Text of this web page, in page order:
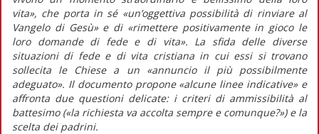
vita», che porta in sé «un’oggettiva possibilità di rinviare al
Vangelo di Gesù» e di «rimettere positivamente in gioco le
loro domande di fede e di vita». La sfida delle diverse
situazioni di fede e di vita cristiana in cui essi si trovano
sollecita le Chiese a un «annuncio il più possibilmente
adeguato». Il documento propone «alcune linee indicative» e
affronta due questioni delicate: i criteri di ammissibilità al
battesimo («la richiesta va accolta sempre e comunque?») e la
scelta dei padrini.